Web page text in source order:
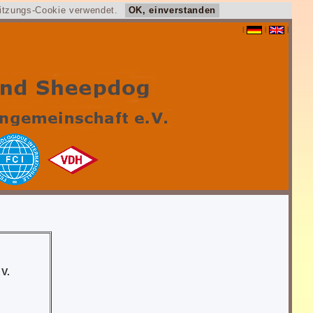
Cookie verwendet. OK, einverstanden